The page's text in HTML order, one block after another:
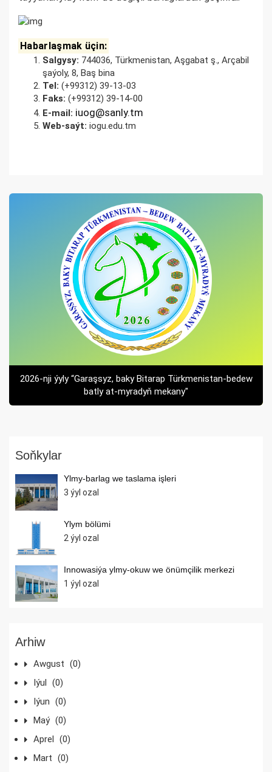
Habarlaşmak üçin:
Salgysy: 744036, Türkmenistan, Aşgabat ş., Arçabil
şaýoly, 8, Baş bina
Tel: (+99312) 39-13-03
Faks: (+99312) 39-14-00
E-mail: iuog@sanly.tm
Web-saýt: iogu.edu.tm
2026-nji ýyly “Garaşsyz, baky Bitarap Türkmenistan-bedew
batly at-myradyň mekany"
Soňkylar
Ylmy-barlag we taslama işleri
3 ýyl ozal
Ylym bölümi
2 ýyl ozal
Innowasiýa ylmy-okuw we önümçilik merkezi
1 ýyl ozal
Arhiw
Awgust (0)
Iýul (0)
Iýun (0)
Maý (0)
Aprel (0)
Mart (0)